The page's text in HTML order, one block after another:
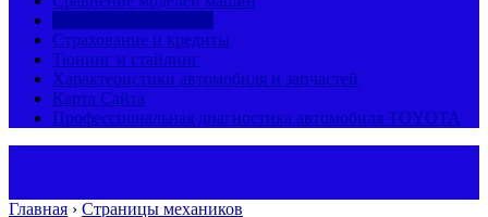
Страхование и кредиты
Тюнинг и стайлинг
Характеристики автомобиля и запчастей
Карта Сайта
Профессиональная диагностика автомобиля TOYOTA
Главная › Страницы механиков